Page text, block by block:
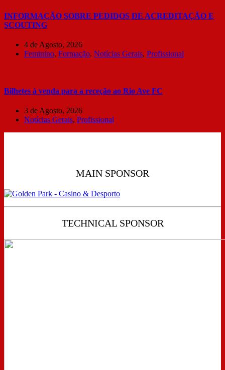
INFORMAÇÃO SOBRE PEDIDOS DE ACREDITAÇÃO E
SCOUTING
4 de Agosto, 2026
Feminino, Formação, Notícias Gerais, Profissional
Bilhetes à venda para a receção ao Rio Ave FC
3 de Agosto, 2026
Notícias Gerais, Profissional
MAIN SPONSOR
TECHNICAL SPONSOR